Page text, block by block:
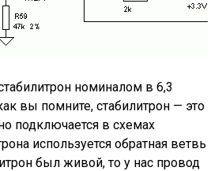
номиналом в 6,3
вы помните, стабилитрон — это
подключается в схемах
используется обратная ветвь
был живой, то у нас провод